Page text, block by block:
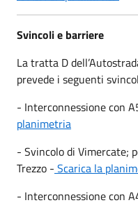
Svincoli e barriere
La tratta D
prevede i seguenti
- Interconnessione con
planimetria
- Svincolo di Vimercate;
Trezzo - Scarica la
- Interconnessione con